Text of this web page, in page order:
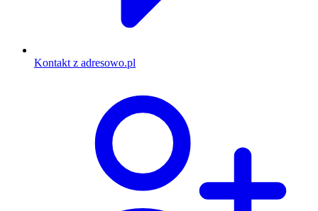
Kontakt z adresowo.pl